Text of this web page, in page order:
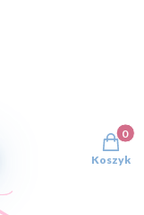
Koszyk